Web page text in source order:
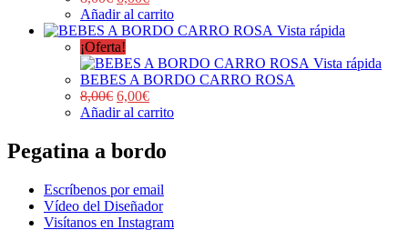
Añadir al carrito
Vista rápida
¡Oferta!
Vista rápida
BEBES A BORDO CARRO ROSA
8,00€ 6,00€
Añadir al carrito
Pegatina a bordo
Escríbenos por email
Vídeo del Diseñador
Visítanos en Instagram